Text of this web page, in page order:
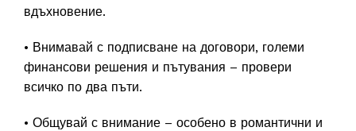
вдъхновение.
• Внимавай с подписване на договори, големи
финансови решения и пътувания – провери
всичко по два пъти.
• Общувай с внимание – особено в романтични и